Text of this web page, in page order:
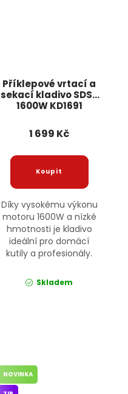
Příklepové vrtací a
sekací kladivo SDS+
1600W KD1691
1 699 Kč
Díky vysokému výkonu
motoru 1600W a nízké
hmotnosti je kladivo
ideální pro domácí
kutily a profesionály.
Skladem
NOVINKA